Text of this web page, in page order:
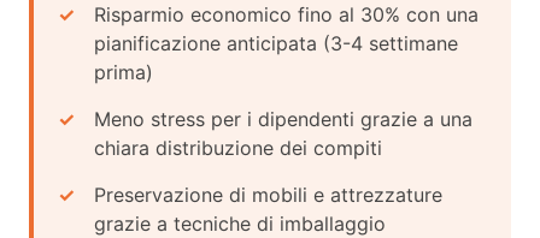
Risparmio economico fino al 30% con una
pianificazione anticipata (3-4 settimane
prima)
Meno stress per i dipendenti grazie a una
chiara distribuzione dei compiti
Preservazione di mobili e attrezzature
grazie a tecniche di imballaggio